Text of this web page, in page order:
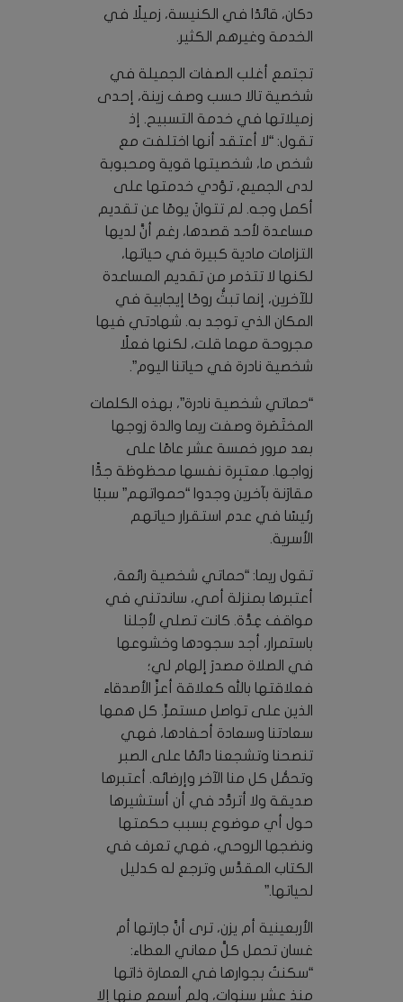
دكان، قائدًا في الكنيسة، زميلًا في
الخدمة وغيرهم الكثير.
تجتمع أغلب الصفات الجميلة في
شخصية تالا حسب وصف زينة، إحدى
زميلاتها في خدمة التسبيح. إذ
تقول: “لا أعتقد أنها اختلفت مع
شخص ما، شخصيتها قوية ومحبوبة
لدى الجميع، تؤدي خدمتها على
أكمل وجه. لم تتوانَ يومًا عن تقديم
مساعدة لأحد قصدها، رغم أنَّ لديها
التزامات مادية كبيرة في حياتها،
لكنها لا تتذمر من تقديم المساعدة
للآخرين، إنما تبثُّ روحًا إيجابية في
المكان الذي توجد به. شهادتي فيها
مجروحة مهما قلت، لكنها فعلًا
شخصية نادرة في حياتنا اليوم”.
“حماتي شخصية نادرة”، بهذه الكلمات
المختَصَرة وصفت ريما والدة زوجها
بعد مرور خمسة عشر عامًا على
زواجها. معتبِرة نفسها محظوظة جدًّا
مقارَنة بآخرين وجدوا “حمواتهم” سببًا
رئيسًا في عدم استقرار حياتهم
الأسرية.
تقول ريما: “حماتي شخصية رائعة،
أعتبرها بمنزلة أمي، ساندتني في
مواقف عِدَّة. كانت تصلي لأجلنا
باستمرار، أجد سجودها وخشوعها
في الصلاة مصدرَ إلهام لي؛
فعلاقتها بالله كعلاقة أعزِّ الأصدقاء
الذين على تواصل مستمرٍّ. كل همها
سعادتنا وسعادة أحفادها، فهي
تنصحنا وتشجعنا دائمًا على الصبر
وتحمُّل كل منا الآخر وإرضائه. أعتبرها
صديقة ولا أتردَّد في أن أستشيرها
حول أي موضوع بسبب حكمتها
ونضجها الروحي، فهي تعرف في
الكتاب المقدَّس وترجع له كدليل
لحياتها.”
الأربعينية أم يزن، ترى أنَّ جارتها أم
غسان تحمل كلَّ معاني العطاء:
“سكنتُ بجوارها في العمارة ذاتها
منذ عشر سنوات، ولم أسمع منها إلا